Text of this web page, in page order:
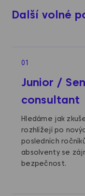
Další volné
01
Junior /
consultant
Hledáme jak
rozhlížejí po
posledních
absolventy se
bezpečnost.